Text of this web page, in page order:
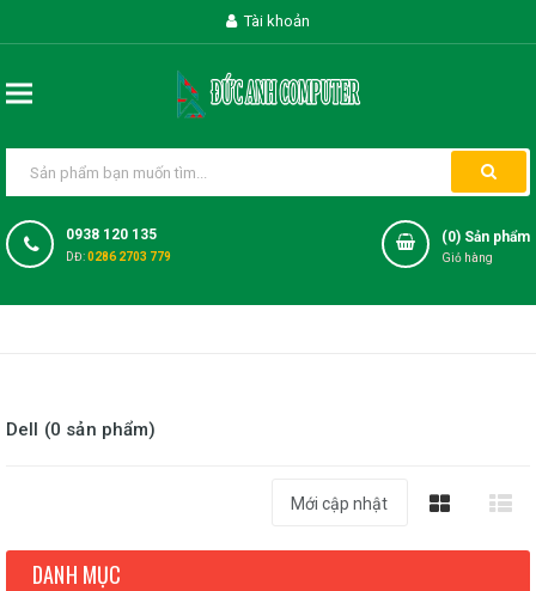
Tài khoản
0938 120 135
DĐ:0286 2703 779
(0) Sản phẩm
Giỏ hàng
Dell (0 sản phẩm)
DANH MỤC